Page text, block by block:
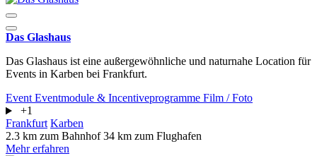
Das Glashaus
Das Glashaus ist eine außergewöhnliche und naturnahe Location für
Events in Karben bei Frankfurt.
Event Eventmodule & Incentiveprogramme Film / Foto
+1
Frankfurt Karben
2.3 km zum Bahnhof34 km zum Flughafen
Mehr erfahren